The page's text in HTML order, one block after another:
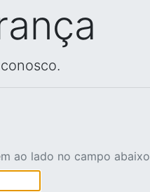
ao lado no campo abaixo